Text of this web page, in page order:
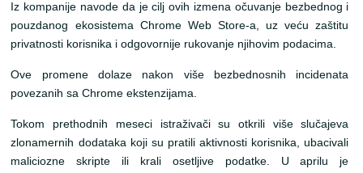
Iz kompanije navode da je cilj ovih izmena očuvanje bezbednog i
pouzdanog ekosistema Chrome Web Store-a, uz veću zaštitu
privatnosti korisnika i odgovornije rukovanje njihovim podacima.
Ove promene dolaze nakon više bezbednosnih incidenata
povezanih sa Chrome ekstenzijama.
Tokom prethodnih meseci istraživači su otkrili više slučajeva
zlonamernih dodataka koji su pratili aktivnosti korisnika, ubacivali
maliciozne skripte ili krali osetljive podatke. U aprilu je